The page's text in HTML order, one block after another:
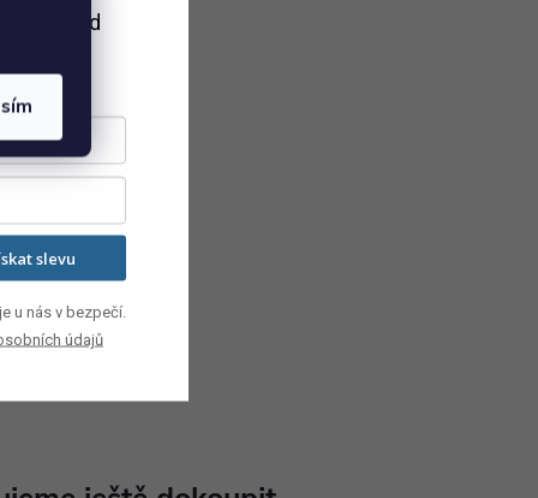
nad
slevu
u nás v bezpečí.
údajů